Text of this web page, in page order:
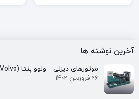
آخرین نوشته ها
موتورهای دیزلی – ولوو پنتا (Penta Volvo)
26 فروردین 1402